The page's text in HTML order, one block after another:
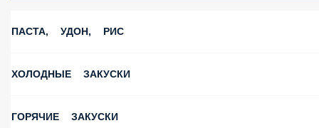
ПАСТА, УДОН, РИС
ХОЛОДНЫЕ ЗАКУСКИ
ГОРЯЧИЕ ЗАКУСКИ